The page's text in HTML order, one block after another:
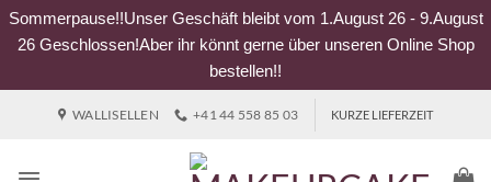
Sommerpause!!Unser Geschäft bleibt vom 1.August 26 - 9.August
26 Geschlossen!Aber ihr könnt gerne über unseren Online Shop
bestellen!!
WALLISELLEN +41 44 558 85 03 KURZE LIEFERZEIT